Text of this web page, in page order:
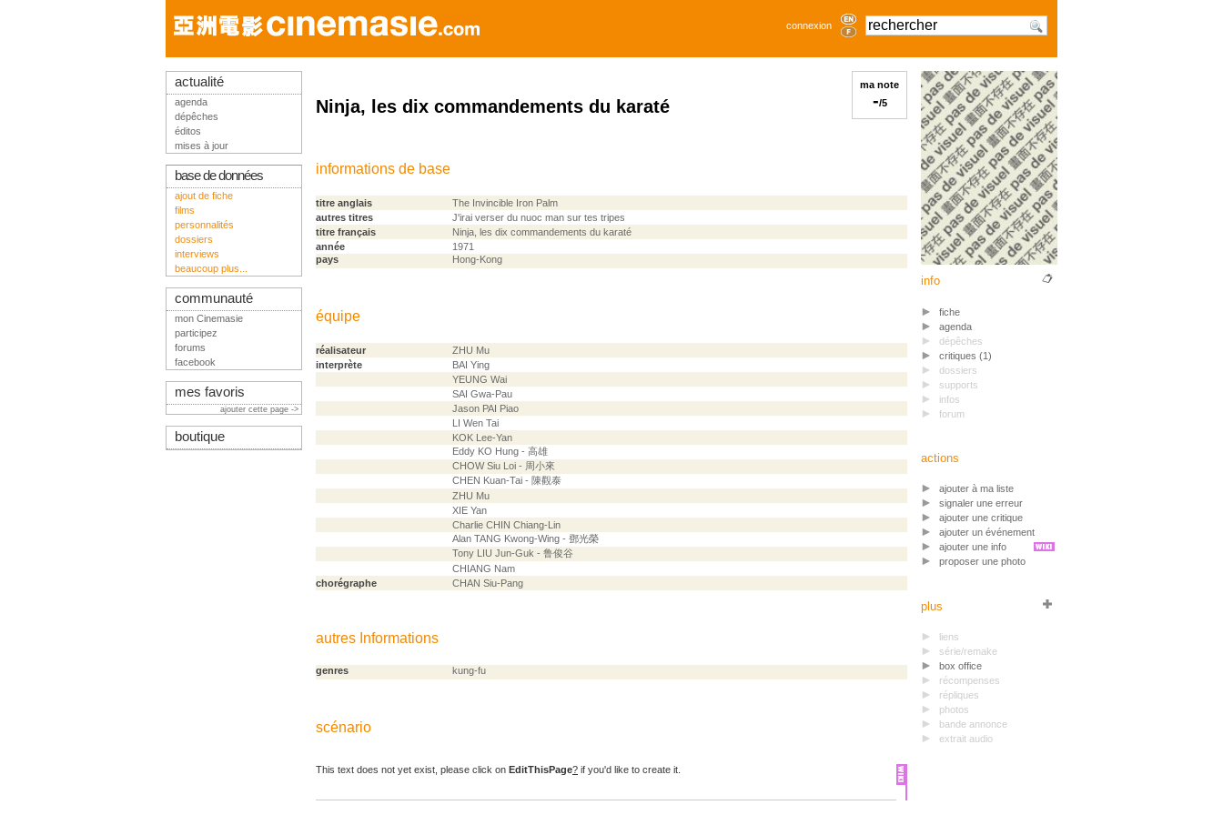
connexion
ma note
-/5
Ninja, les dix commandements du karaté
informations de base
titre anglais
The Invincible Iron Palm
autres titres
J'irai verser du nuoc man sur tes tripes
titre français
Ninja, les dix commandements du karaté
année
1971
pays
Hong-Kong
équipe
réalisateur
ZHU Mu
interprète
BAI Ying
YEUNG Wai
SAI Gwa-Pau
Jason PAI Piao
LI Wen Tai
KOK Lee-Yan
Eddy KO Hung - 高雄
CHOW Siu Loi - 周小來
CHEN Kuan-Tai - 陳觀泰
ZHU Mu
XIE Yan
Charlie CHIN Chiang-Lin
Alan TANG Kwong-Wing - 鄧光榮
Tony LIU Jun-Guk - 鲁俊谷
CHIANG Nam
chorégraphe
CHAN Siu-Pang
autres Informations
genres kung-fu
scénario
This text does not yet exist, please click on EditThisPage? if you'd like to create it.
info
fiche
agenda
dépêches
critiques (1)
dossiers
supports
infos
forum
actions
ajouter à ma liste
signaler une erreur
ajouter une critique
ajouter un événement
ajouter une info
proposer une photo
plus
liens
série/remake
box office
récompenses
répliques
photos
bande annonce
extrait audio
actualité
agenda
dépêches
éditos
mises à jour
base de données
ajout de fiche
films
personnalités
dossiers
interviews
beaucoup plus...
communauté
mon Cinemasie
participez
forums
facebook
mes favoris
ajouter cette page ->
boutique